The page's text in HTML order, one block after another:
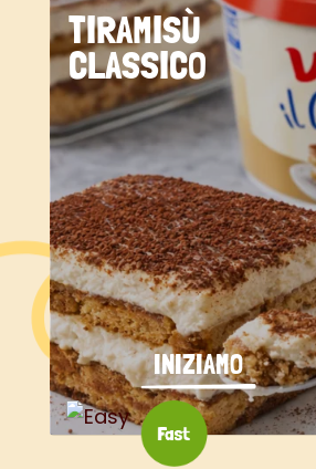
TIRAMISÙ
CLASSICO
INIZIAMO